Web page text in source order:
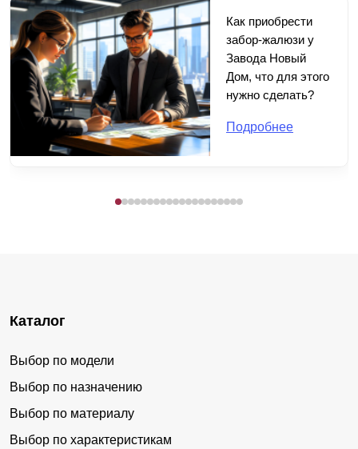
Как приобрести
забор-жалюзи у
Завода Новый
Дом, что для этого
нужно сделать?
Подробнее
Каталог
Выбор по модели
Выбор по назначению
Выбор по материалу
Выбор по характеристикам